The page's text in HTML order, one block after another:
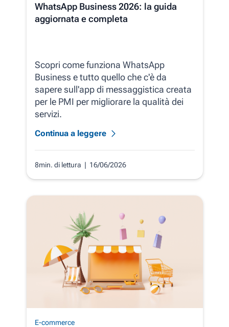
WhatsApp Business 2026: la guida
aggiornata e completa
Scopri come funziona WhatsApp
Business e tutto quello che c'è da
sapere sull'app di messaggistica creata
per le PMI per migliorare la qualità dei
servizi.
Continua a leggere
8min. di lettura | 16/06/2026
E-commerce